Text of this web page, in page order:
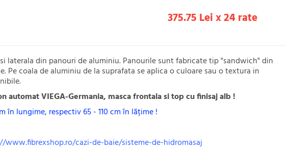
375.75 Lei x 24 rate
laterala din panouri de aluminiu. Panourile sunt fabricate tip "sandwich" din
coala de aluminiu de la suprafata se aplica o culoare sau o textura in
VIEGA-Germania, masca frontala si top cu finisaj alb !
în lungime, respectiv 65 - 110 cm în lățime !
www.fibrexshop.ro/cazi-de-baie/sisteme-de-hidromasaj